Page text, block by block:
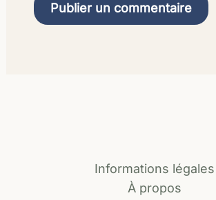
Informations légales
À propos